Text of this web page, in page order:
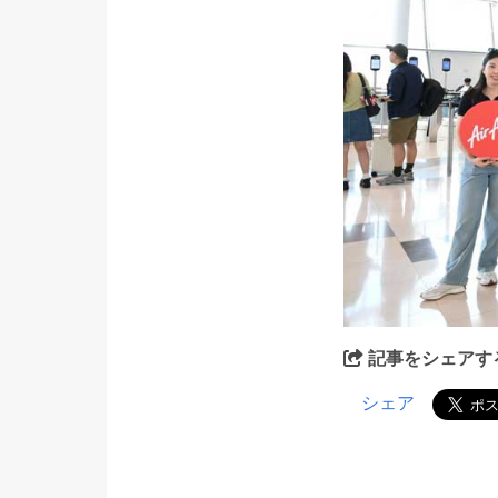
記事をシェアす
シェア